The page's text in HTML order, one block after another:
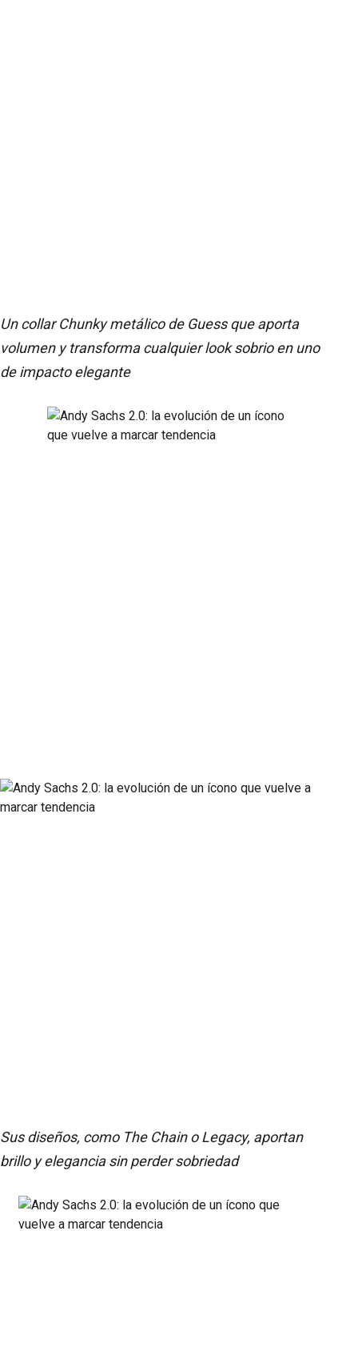
Un collar Chunky metálico de Guess que aporta
volumen y transforma cualquier look sobrio en uno
de impacto elegante
Sus diseños, como The Chain o Legacy, aportan
brillo y elegancia sin perder sobriedad